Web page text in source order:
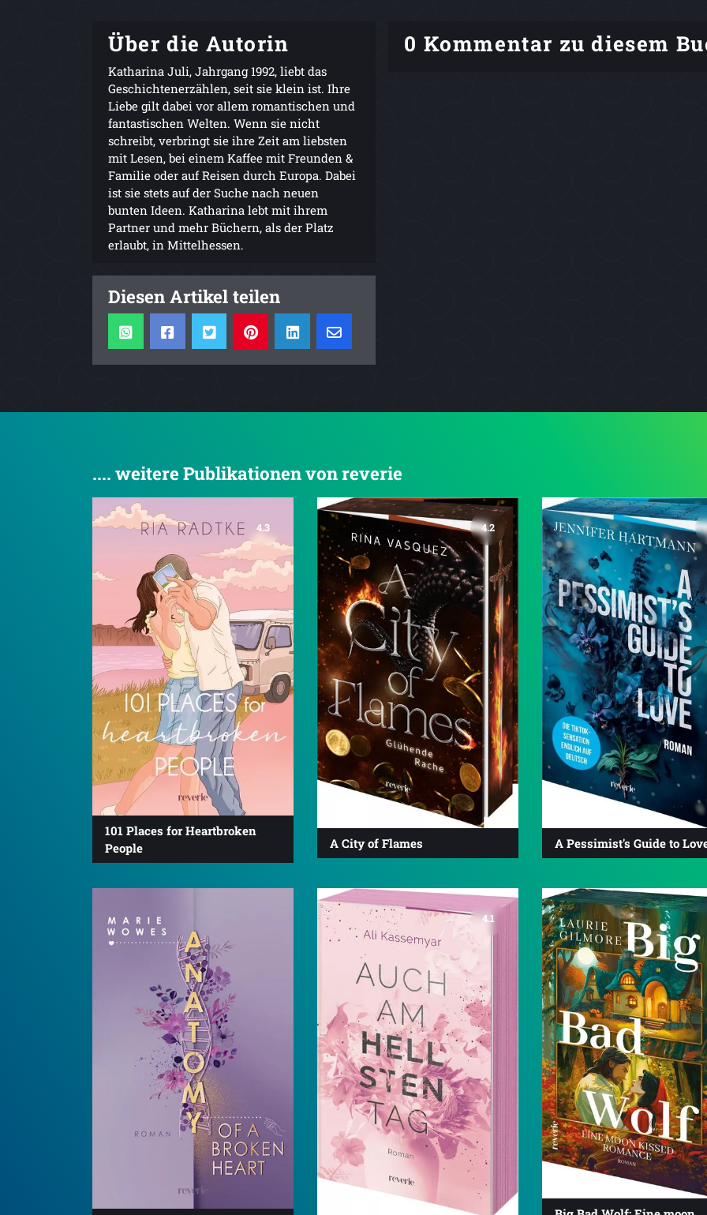
Über die Autorin
Katharina Juli, Jahrgang 1992, liebt das
Geschichtenerzählen, seit sie klein ist. Ihre
Liebe gilt dabei vor allem romantischen und
fantastischen Welten. Wenn sie nicht
schreibt, verbringt sie ihre Zeit am liebsten
mit Lesen, bei einem Kaffee mit Freunden &
Familie oder auf Reisen durch Europa. Dabei
ist sie stets auf der Suche nach neuen
bunten Ideen. Katharina lebt mit ihrem
Partner und mehr Büchern, als der Platz
erlaubt, in Mittelhessen.
Diesen Artikel teilen
0 Kommentar zu diesem
.... weitere Publikationen von reverie
4.3
101 Places for Heartbroken
People
4.2
A City of Flames A Pessimist's Guide to
4.1